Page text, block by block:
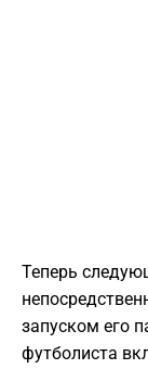
Теперь
запуском его
футболиста